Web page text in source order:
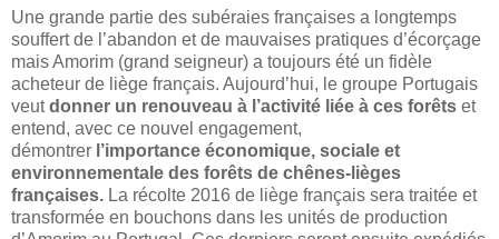
Une grande partie des subéraies françaises a longtemps
souffert de l’abandon et de mauvaises pratiques d’écorçage
mais Amorim (grand seigneur) a toujours été un fidèle
acheteur de liège français. Aujourd’hui, le groupe Portugais
veutdonner un renouveau à l’activité liée à ces forêts et
entend, avec ce nouvel engagement,
démontrer l’importance économique, sociale et
environnementale des forêts de chênes-lièges
françaises. La récolte 2016 de liège français sera traitée et
transformée en bouchons dans les unités de production